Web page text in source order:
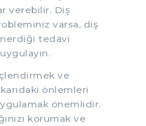
verebilir. Diş
varsa, diş
tedavi
ve
önlemleri
önemlidir.
korumak ve